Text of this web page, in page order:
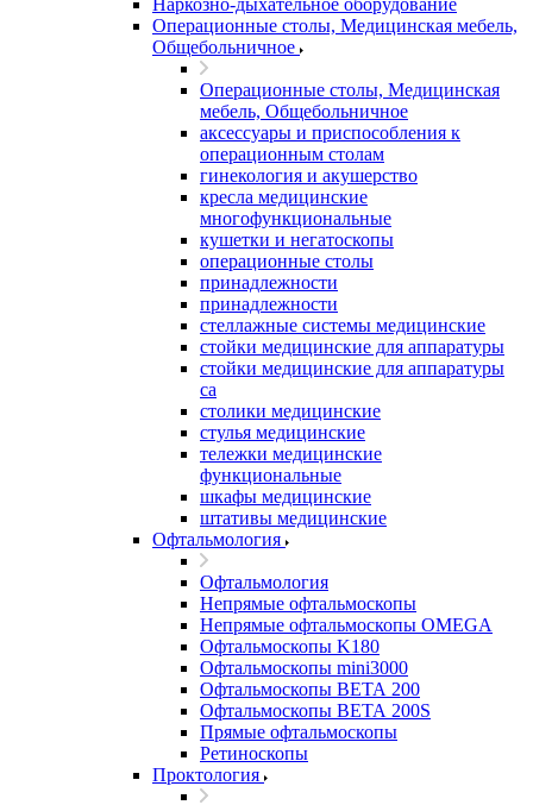
Операционные столы, Медицинская мебель,
Общебольничное
Операционные столы, Медицинская
мебель, Общебольничное
аксессуары и приспособления к
операционным столам
гинекология и акушерство
кресла медицинские
многофункциональные
кушетки и негатоскопы
операционные столы
принадлежности
принадлежности
стеллажные системы медицинские
стойки медицинские для аппаратуры
стойки медицинские для аппаратуры
са
столики медицинские
стулья медицинские
тележки медицинские
функциональные
шкафы медицинские
штативы медицинские
Офтальмология
Офтальмология
Непрямые офтальмоскопы
Непрямые офтальмоскопы OMEGA
Офтальмоскопы K180
Офтальмоскопы mini3000
Офтальмоскопы ВЕТА 200
Офтальмоскопы ВЕТА 200S
Прямые офтальмоскопы
Ретиноскопы
Проктология